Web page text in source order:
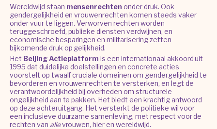
Wereldwijd staan mensenrechten onder druk. Ook
gendergelijkheid en vrouwenrechten komen steeds vaker
onder vuur te liggen. Verworven rechten worden
teruggeschroefd, publieke diensten verdwijnen, en
economische besparingen en militarisering zetten
bijkomende druk op gelijkheid.
Het Beijing Actieplatform is een internationaal akkoord uit
1995 dat duidelijke doelstellingen en concrete acties
voorstelt op twaalf cruciale domeinen om gendergelijkheid te
bevorderen en vrouwenrechten te versterken, en legt de
verantwoordelijkheid bij overheden om structurele
ongelijkheid aan te pakken. Het biedt een krachtig antwoord
op deze achteruitgang. Het versterkt de politieke wil voor
een inclusieve duurzame samenleving, met respect voor de
rechten van allevrouwen, hier en wereldwijd.